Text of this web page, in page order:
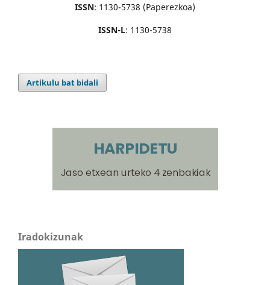
ISSN: 1130-5738 (Paperezkoa)
ISSN-L: 1130-5738
Artikulu bat bidali
Iradokizunak